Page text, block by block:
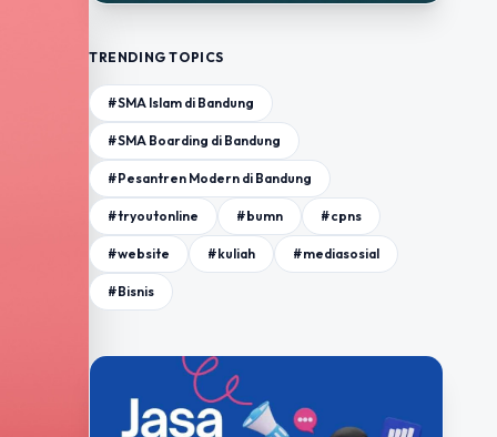
TRENDING TOPICS
#SMA Islam di Bandung
#SMA Boarding di Bandung
#Pesantren Modern di Bandung
#tryoutonline #bumn #cpns
#website #kuliah #mediasosial
#Bisnis